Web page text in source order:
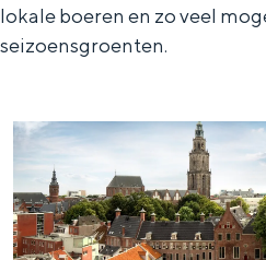
iglo van stro:
wat wils.
Fietsen
Wandelen
lokale boeren en zo veel
seizoensgroenten.